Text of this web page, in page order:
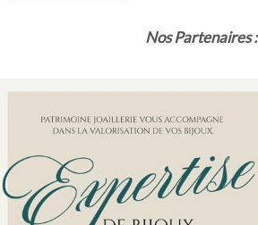
Nos Partenaires :